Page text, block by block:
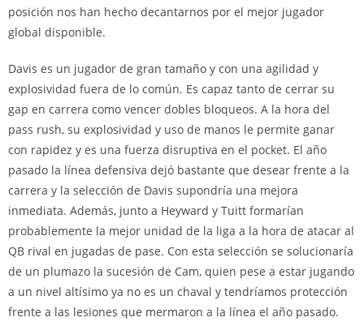
posición nos han hecho decantarnos por el mejor jugador
global disponible.
Davis es un jugador de gran tamaño y con una agilidad y
explosividad fuera de lo común. Es capaz tanto de cerrar su
gap en carrera como vencer dobles bloqueos. A la hora del
pass rush, su explosividad y uso de manos le permite ganar
con rapidez y es una fuerza disruptiva en el pocket. El año
pasado la línea defensiva dejó bastante que desear frente a la
carrera y la selección de Davis supondría una mejora
inmediata. Además, junto a Heyward y Tuitt formarían
probablemente la mejor unidad de la liga a la hora de atacar al
QB rival en jugadas de pase. Con esta selección se solucionaría
de un plumazo la sucesión de Cam, quien pese a estar jugando
a un nivel altísimo ya no es un chaval y tendríamos protección
frente a las lesiones que mermaron a la línea el año pasado.